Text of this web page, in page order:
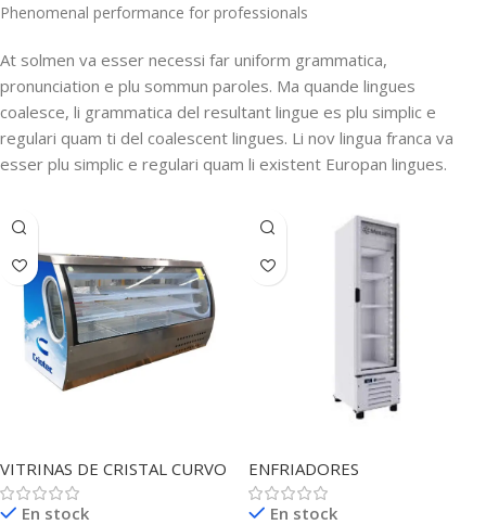
VITRINAS DE CRISTAL CURVO
En stock
ENFRIADORES
En stock
Phenomenal performance for professionals
At solmen va esser necessi far uniform grammatica,
pronunciation e plu sommun paroles. Ma quande lingues
coalesce, li grammatica del resultant lingue es plu simplic e
regulari quam ti del coalescent lingues. Li nov lingua franca va
esser plu simplic e regulari quam li existent Europan lingues.